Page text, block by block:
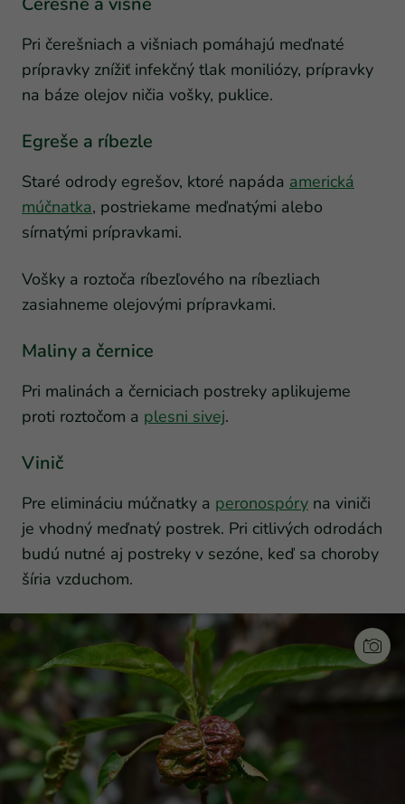
Pri čerešniach a višniach pomáhajú meďnaté
prípravky znížiť infekčný tlak moniliózy, prípravky
na báze olejov ničia vošky, puklice.
Egreše a ríbezle
Staré odrody egrešov, ktoré napáda americká
múčnatka, postriekame meďnatými alebo
sírnatými prípravkami.
Vošky a roztoča ríbezľového na ríbezliach
zasiahneme olejovými prípravkami.
Maliny a černice
Pri malinách a černiciach postreky aplikujeme
proti roztočom a plesni sivej.
Vinič
Pre elimináciu múčnatky a peronospóry na viniči
je vhodný meďnatý postrek. Pri citlivých odrodách
budú nutné aj postreky v sezóne, keď sa choroby
šíria vzduchom.